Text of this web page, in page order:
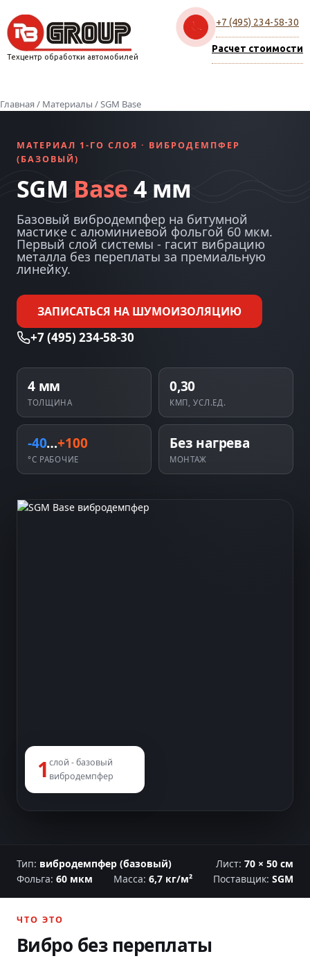
Техцентр обработки автомобилей
+7 (495) 234-58-30
Расчет стоимости
Главная / Материалы / SGM Base
МАТЕРИАЛ 1-ГО СЛОЯ · ВИБРОДЕМПФЕР
(БАЗОВЫЙ)
SGM Base4 мм
Базовый вибродемпфер на битумной
мастике с алюминиевой фольгой 60 мкм.
Первый слой системы - гасит вибрацию
металла без переплаты за премиальную
линейку.
ЗАПИСАТЬСЯ НА ШУМОИЗОЛЯЦИЮ
+7 (495) 234-58-30
4 мм
ТОЛЩИНА
0,30
КМП, УСЛ.ЕД.
-40…+100
°C РАБОЧИЕ
Без нагрева
МОНТАЖ
1 слой - базовый
вибродемпфер
Тип: вибродемпфер (базовый) Лист: 70 × 50 см
Фольга: 60 мкм Масса: 6,7 кг/м² Поставщик: SGM
ЧТО ЭТО
Вибро без переплаты